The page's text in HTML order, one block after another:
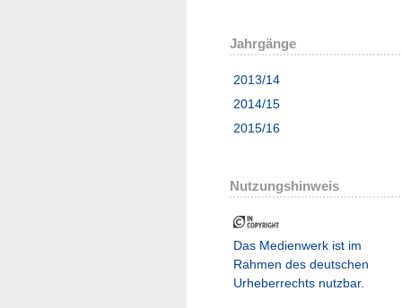
Jahrgänge
2013/14
2014/15
2015/16
Nutzungshinweis
Das Medienwerk ist im
Rahmen des deutschen
Urheberrechts nutzbar.